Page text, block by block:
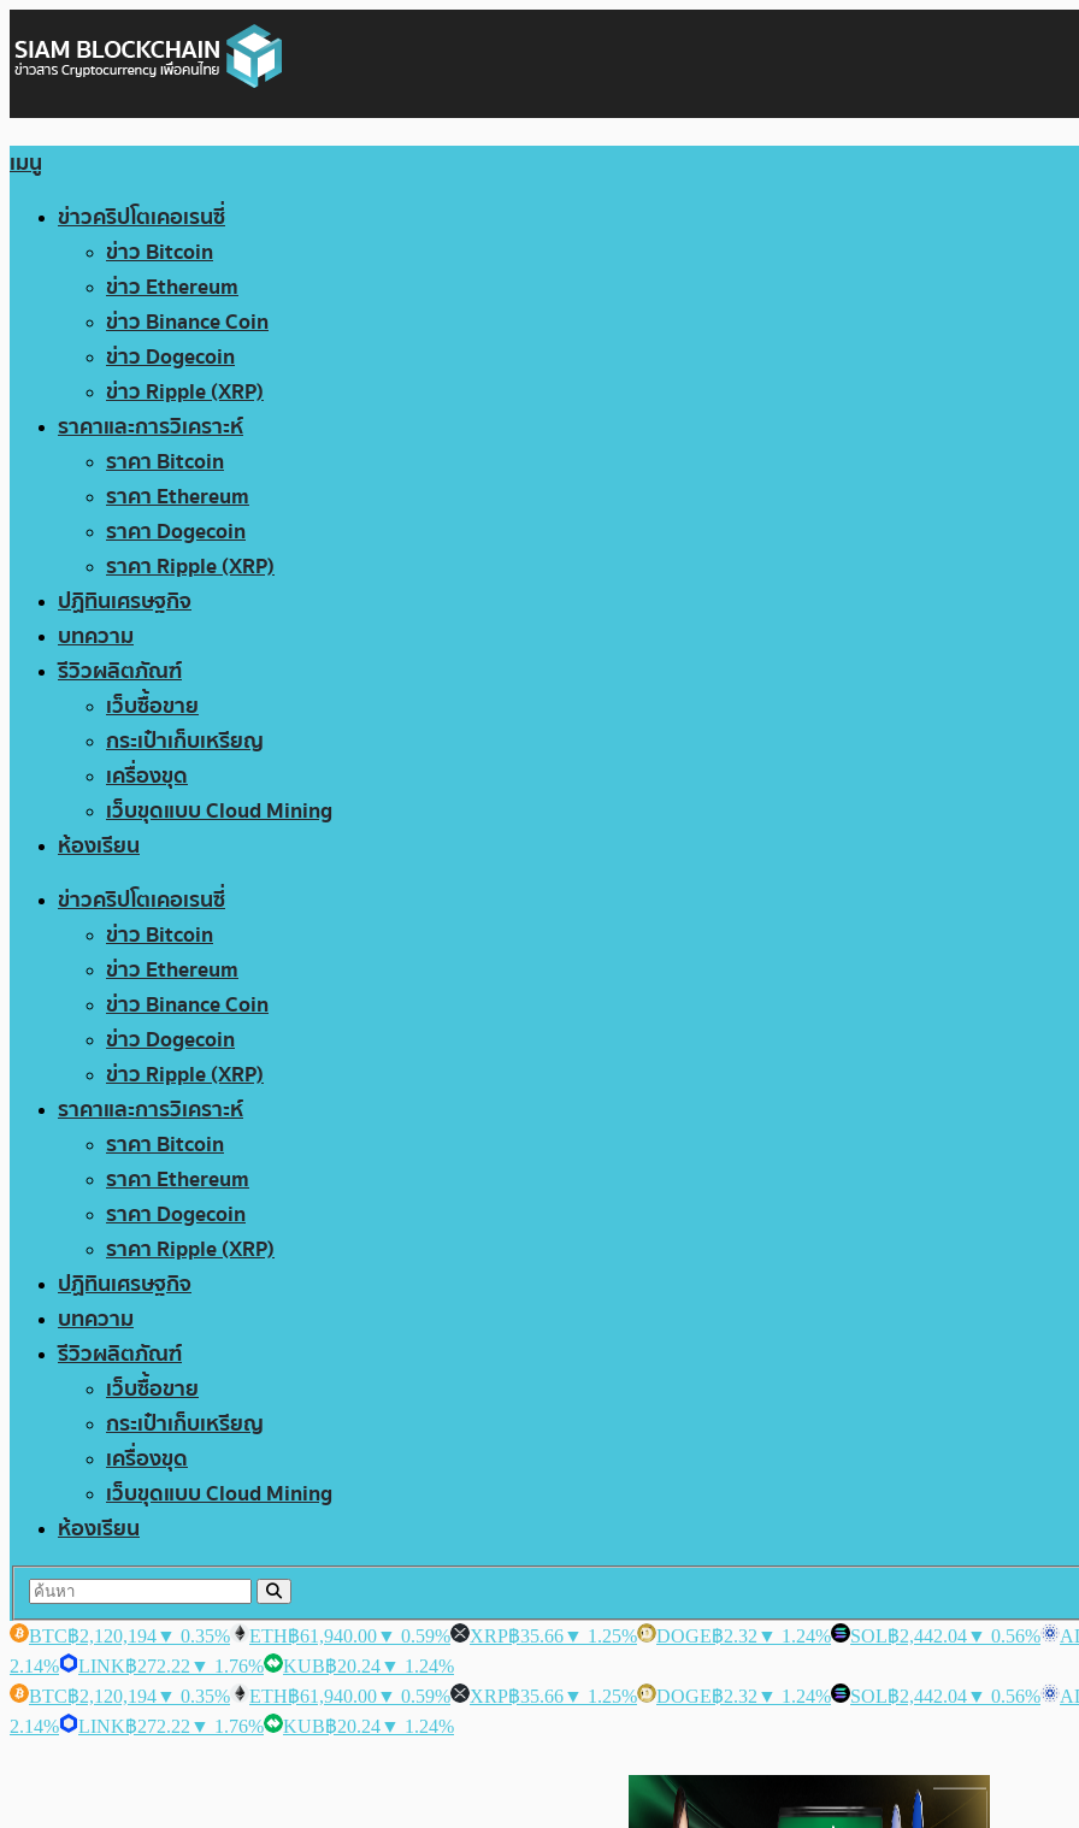
เมนู
ข่าวคริปโตเคอเรนซี่
ข่าว Bitcoin
ข่าว Ethereum
ข่าว Binance Coin
ข่าว Dogecoin
ข่าว Ripple (XRP)
ราคาและการวิเคราะห์
ราคา Bitcoin
ราคา Ethereum
ราคา Dogecoin
ราคา Ripple (XRP)
ปฏิทินเศรษฐกิจ
บทความ
รีวิวผลิตภัณฑ์
เว็บซื้อขาย
กระเป๋าเก็บเหรียญ
เครื่องขุด
เว็บขุดแบบ Cloud Mining
ห้องเรียน
ข่าวคริปโตเคอเรนซี่
ข่าว Bitcoin
ข่าว Ethereum
ข่าว Binance Coin
ข่าว Dogecoin
ข่าว Ripple (XRP)
ราคาและการวิเคราะห์
ราคา Bitcoin
ราคา Ethereum
ราคา Dogecoin
ราคา Ripple (XRP)
ปฏิทินเศรษฐกิจ
บทความ
รีวิวผลิตภัณฑ์
เว็บซื้อขาย
กระเป๋าเก็บเหรียญ
เครื่องขุด
เว็บขุดแบบ Cloud Mining
ห้องเรียน
BTC฿2,120,194▼ 0.35% ETH฿61,940.00▼ 0.59% XRP฿35.66▼ 1.25% DOGE฿2.32 ▼ 1.24% SOL฿2,442.04▼ 0.56%
2.14%
LINK฿272.22 ▼ 1.76% KUB฿20.24▼ 1.24%
BTC฿2,120,194▼ 0.35% ETH฿61,940.00▼ 0.59% XRP฿35.66▼ 1.25% DOGE฿2.32 ▼ 1.24% SOL฿2,442.04▼ 0.56%
2.14%
LINK฿272.22 ▼ 1.76% KUB฿20.24▼ 1.24%